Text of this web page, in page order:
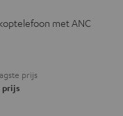
met ANC
prijs
prijs